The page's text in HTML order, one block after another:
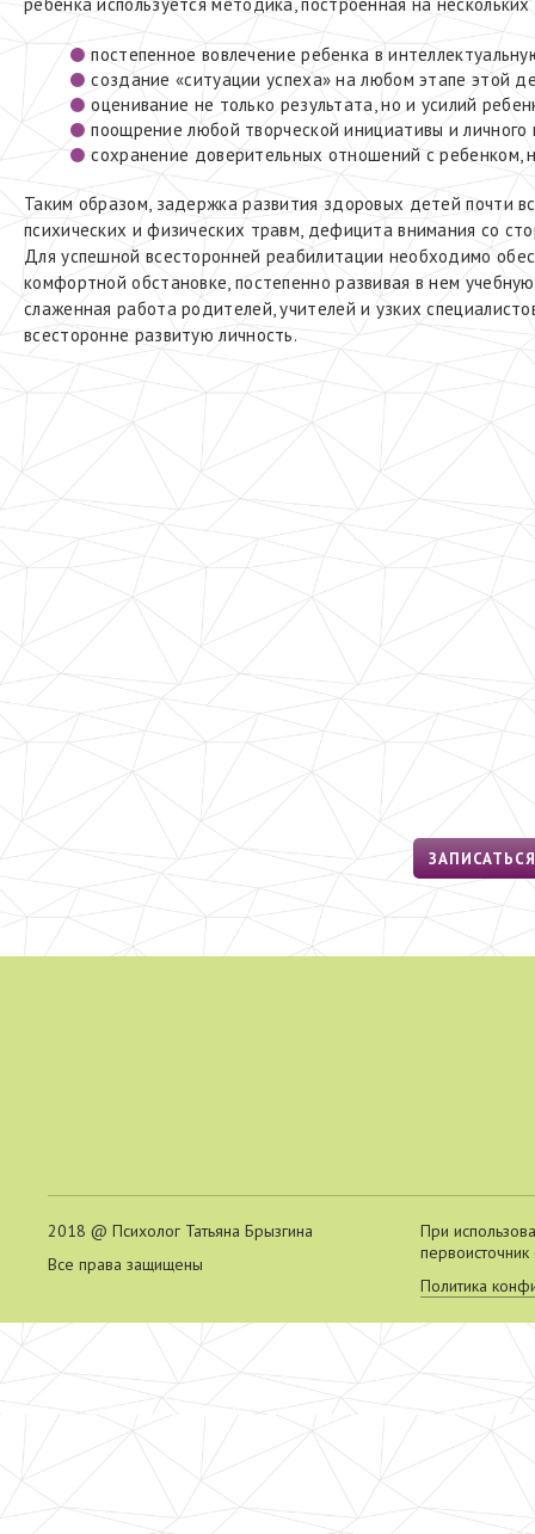
постепенное вовлечение ребенка в
создание «ситуации успеха» на любом этапе этой
оценивание не только результата, но и усилий
поощрение любой творческой инициативы и личного
сохранение доверительных отношений с ребенком,
Таким образом, задержка развития здоровых детей почти
психических и физических травм, дефицита внимания со
Для успешной всесторонней реабилитации необходимо
комфортной обстановке, постепенно развивая в нем
слаженная работа родителей, учителей и узких
всесторонне развитую личность.
ЗАПИСАТЬСЯ
2018 @ Психолог Татьяна Брызгина
Все права защищены
При
первоисточник
Политика